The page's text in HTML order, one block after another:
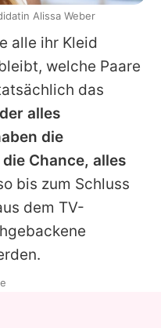
alle ihr Kleid
welche Paare
das
alles
die
Chance, alles
bis zum Schluss
dem TV-
Alissa Weber